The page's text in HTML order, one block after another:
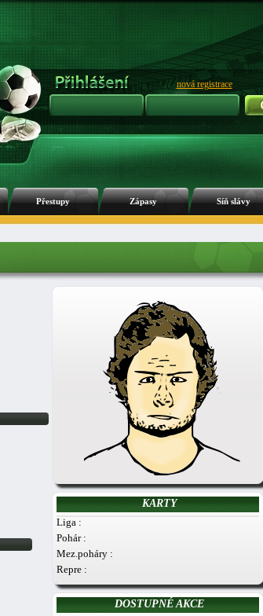
nová registrace
Přestupy Zápasy Síň slávy
KARTY
Liga :
Pohár :
Mez.poháry :
Repre :
DOSTUPNÉ AKCE